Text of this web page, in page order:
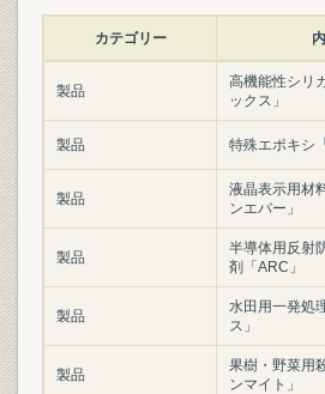
カテゴリー
製品
高機能性シリ
ックス」
製品 特殊エポキシ
製品
液晶表示用材
ンエバー」
製品
半導体用反射
剤「ARC」
製品
水田用一発処
ス」
製品
果樹・野菜用
ンマイト」